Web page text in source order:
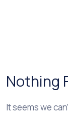
Nothing
It seems we